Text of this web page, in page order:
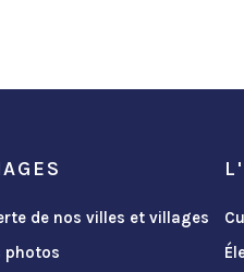
de nos villes et villages
photos